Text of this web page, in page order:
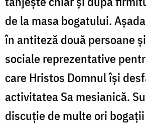
de la masa bogatului.
în antiteză două persoane
sociale reprezentative
care Hristos Domnul își
activitatea Sa mesianică.
discuție de multe ori